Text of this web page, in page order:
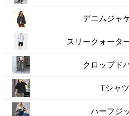
デニムジャ
スリークォータ
クロップド
Tシャツ
ハーフジ